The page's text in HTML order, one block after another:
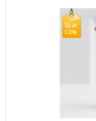
Spar
10%